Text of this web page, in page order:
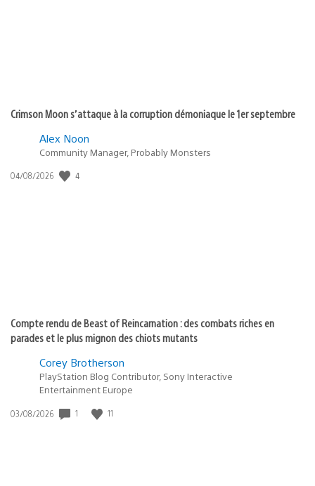
Crimson Moon s’attaque à la corruption démoniaque le 1er septembre
Alex Noon
Community Manager, Probably Monsters
Date
04/08/2026 4
Compte rendu de Beast of Reincarnation : des combats riches en
parades et le plus mignon des chiots mutants
Corey Brotherson
PlayStation Blog Contributor, Sony Interactive
Entertainment Europe
Date
03/08/2026 1 11